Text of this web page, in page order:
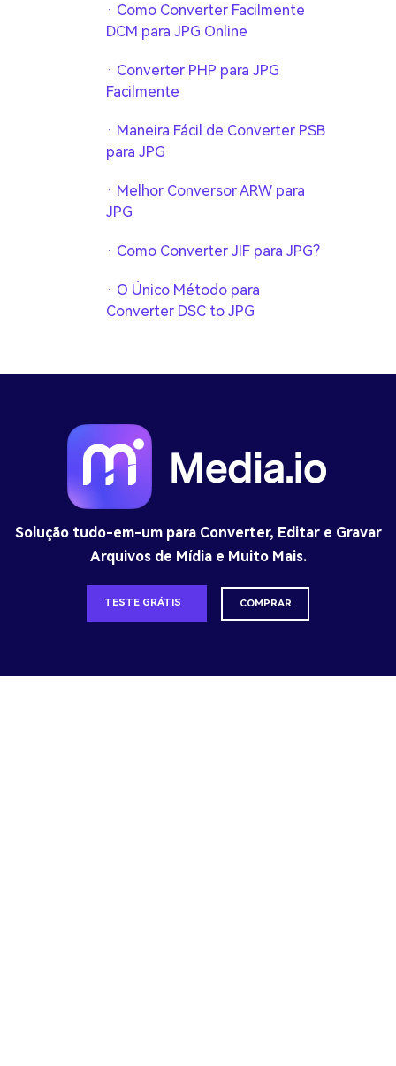
· Como Converter Facilmente
DCM para JPG Online
· Converter PHP para JPG
Facilmente
· Maneira Fácil de Converter PSB
para JPG
· Melhor Conversor ARW para
JPG
· Como Converter JIF para JPG?
· O Único Método para
Converter DSC to JPG
Solução tudo-em-um para Converter, Editar e Gravar
Arquivos de Mídia e Muito Mais.
TESTE GRÁTIS COMPRAR